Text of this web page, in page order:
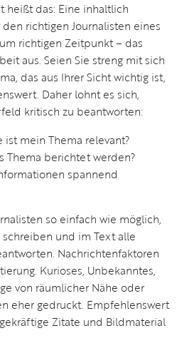
heißt das: Eine inhaltlich
richtigen Journalisten eines
richtigen Zeitpunkt – das
aus. Seien Sie streng mit sich
das aus Ihrer Sicht wichtig ist,
Daher lohnt es sich,
kritisch zu beantworten:
ist mein Thema relevant?
Thema berichtet werden?
spannend
so einfach wie möglich,
und im Text alle
Nachrichtenfaktoren
Kurioses, Unbekanntes,
von räumlicher Nähe oder
eher gedruckt. Empfehlenswert
Zitate und Bildmaterial